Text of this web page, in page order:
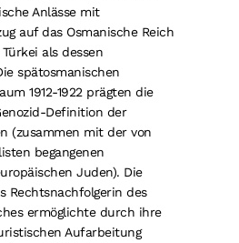
Anlässe mit
auf das Osmanische Reich
als dessen
spätosmanischen
1912-1922 prägten die
Definition der
(zusammen mit der von
begangenen
Juden). Die
Rechtsnachfolgerin des
ermöglichte durch ihre
Aufarbeitung